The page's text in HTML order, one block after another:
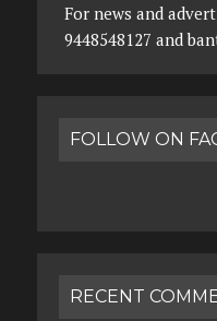
For news and
9448548127 and
FOLLOW ON
RECENT